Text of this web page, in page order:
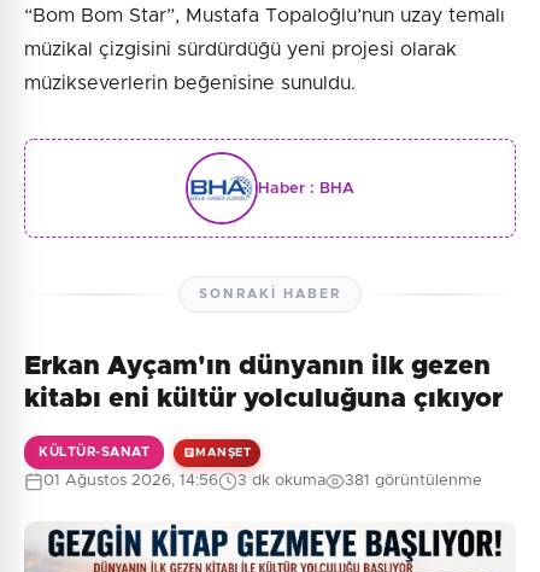
“Bom Bom Star”, Mustafa Topaloğlu’nun uzay temalı
müzikal çizgisini sürdürdüğü yeni projesi olarak
müzikseverlerin beğenisine sunuldu.
Haber : BHA
SONRAKI HABER
Erkan Ayçam'ın dünyanın ilk gezen
kitabı eni kültür yolculuğuna çıkıyor
KÜLTÜR-SANAT MANŞET
01 Ağustos 2026, 14:56 3 dk okuma 381 görüntülenme